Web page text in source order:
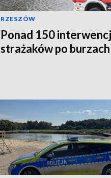
RZESZÓW
Ponad 150
strażaków po